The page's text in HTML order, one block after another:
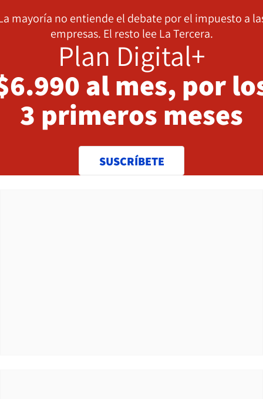
mayoría no entiende el debate por el impuesto a
empresas. El resto lee La Tercera.
Plan Digital+
al mes, por
3 primeros meses
SUSCRÍBETE